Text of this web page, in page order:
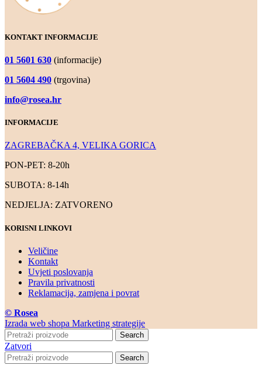
KONTAKT INFORMACIJE
01 5601 630 (informacije)
01 5604 490 (trgovina)
info@rosea.hr
INFORMACIJE
ZAGREBAČKA 4, VELIKA GORICA
PON-PET: 8-20h
SUBOTA: 8-14h
NEDJELJA: ZATVORENO
KORISNI LINKOVI
Veličine
Kontakt
Uvjeti poslovanja
Pravila privatnosti
Reklamacija, zamjena i povrat
© Rosea
Izrada web shopa Marketing strategije
Search
Zatvori
Search